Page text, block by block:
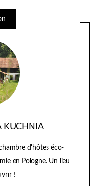
KUCHNIA
d'hôtes éco-
en Pologne. Un lieu
!